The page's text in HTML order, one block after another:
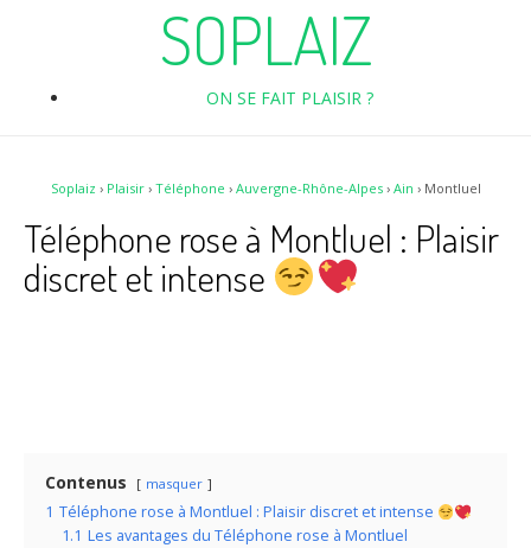
SOPLAIZ
ON SE FAIT PLAISIR ?
Soplaiz › Plaisir› Téléphone › Auvergne-Rhône-Alpes› Ain › Montluel
Téléphone rose à Montluel : Plaisir
discret et intense
Contenus masquer
1 Téléphone rose à Montluel : Plaisir discret et intense
1.1 Les avantages du Téléphone rose à Montluel